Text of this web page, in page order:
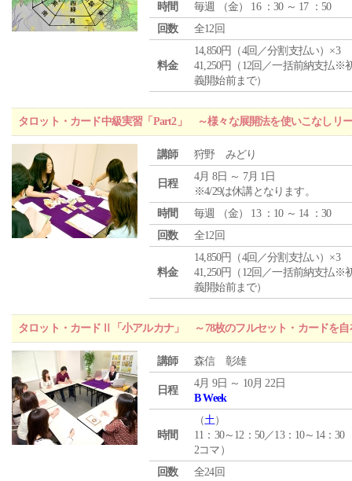
時間
毎週 （金） 16 ：30 ～ 17 ：50
回数
全12回
料金
14,850円（4回／分割支払い）×3
41,250円（12回／一括前納支払※
義開始前まで）
タロット・カード中級実習「Part2」 ～様々な展開法を使いこなしリ
講師 狩野 みどり
日程
4月 8日 ～ 7月 1日
※4/29は休講となります。
時間
毎週 （金） 13 ：10 ～ 14 ：30
回数
全12回
料金
14,850円（4回／分割支払い）×3
41,250円（12回／一括前納支払※
義開始前まで）
タロット・カードⅡ「小アルカナ」 ～78枚のフルセット・カードを自
講師 森信 彰雄
日程
4月 9日 ～ 10月 22日
B Week
時間
（土）
11：30～12：50／13：10～14：30
2コマ）
回数
全24回